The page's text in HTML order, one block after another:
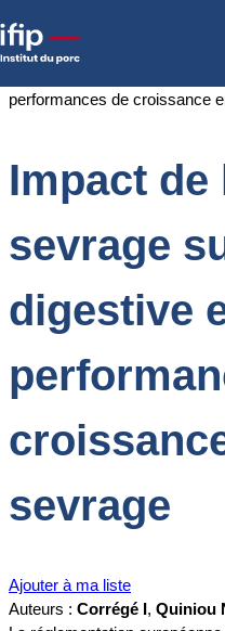
Accueil
digestive et les performances
Impact de
sevrage
digestive
sevrage
Ajouter à ma liste
Auteurs : Corrégé I, Quiniou